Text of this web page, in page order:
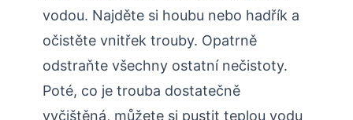
vodou. Najděte si houbu nebo hadřík a
očistěte vnitřek trouby. Opatrně
odstraňte všechny ostatní nečistoty.
Poté, co je trouba dostatečně
vyčištěná, můžete si pustit teplou vodu